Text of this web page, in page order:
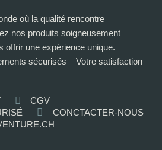
où la qualité rencontre
nos produits soigneusement
offrir une expérience unique.
sécurisés – Votre satisfaction
CGV
CONCTACTER-NOUS